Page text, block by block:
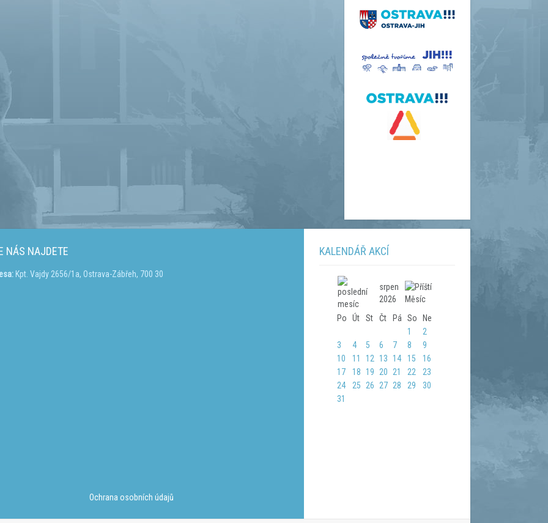
NÁS NAJDETE
Kpt. Vajdy 2656/1a, Ostrava-Zábřeh, 700 30
Ochrana osobních údajů
KALENDÁŘ AKCÍ
srpen
2026
Po
Út St Čt Pá So
Ne
1
2
3
4 5 6 7 8
9
10
11 12 13 14 15
16
17
18 19 20 21 22
23
24
25 26 27 28 29
30
31